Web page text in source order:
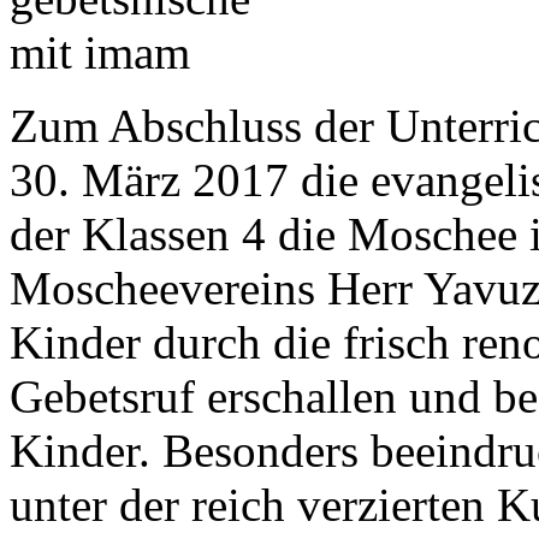
Zum Abschluss der
30. März 2017 die
der Klassen 4 die
Moscheevereins Herr
Kinder durch die frisch
Gebetsruf erschallen und
Kinder. Besonders
unter der reich verzierten